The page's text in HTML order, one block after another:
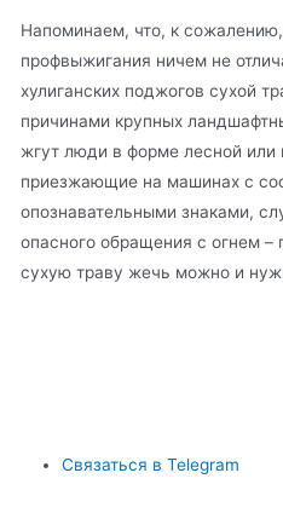
Напоминаем, что, к сожалению,
профвыжигания ничем не
хулиганских поджогов сухой
причинами крупных
жгут люди в форме лесной или
приезжающие на машинах с
опознавательными знаками,
опасного обращения с огнем –
сухую траву жечь можно и
Связаться в Telegram